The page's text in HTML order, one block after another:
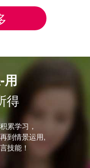
用
得
累学习，
到情景运用,
技能！